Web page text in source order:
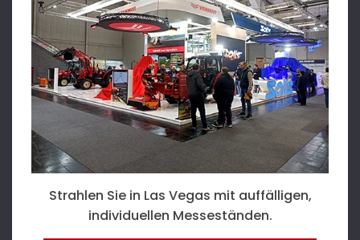
Strahlen Sie in Las Vegas mit auffälligen,
individuellen Messeständen.